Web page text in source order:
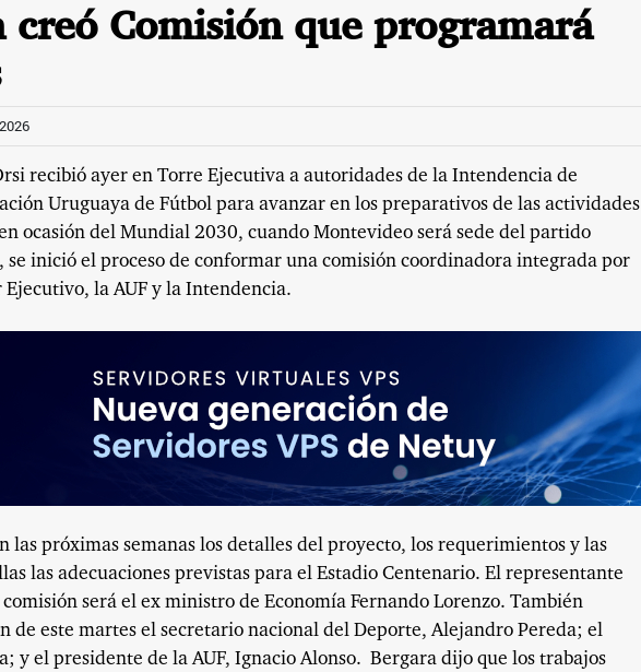
creó Comisión que programará
recibió ayer en Torre Ejecutiva a autoridades de la Intendencia de
Uruguaya de Fútbol para avanzar en los preparativos de las actividades
ocasión del Mundial 2030, cuando Montevideo será sede del partido
se inició el proceso de conformar una comisión coordinadora integrada por
la AUF y la Intendencia.
las próximas semanas los detalles del proyecto, los requerimientos y las
las adecuaciones previstas para el Estadio Centenario. El representante
será el ex ministro de Economía Fernando Lorenzo. También
de este martes el secretario nacional del Deporte, Alejandro Pereda; el
y el presidente de la AUF, Ignacio Alonso. Bergara dijo que los trabajos